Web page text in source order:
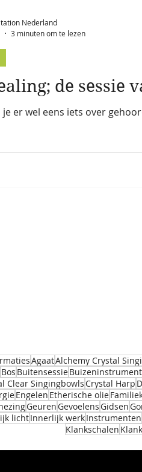
de sessie
er wel eens iets over
Nederland
3 minuten om te lezen
AgaatAlchemy Crystal
Bos BuitensessieBuizeninstrument
Clear SingingbowlsCrystal Harp
Engelen Etherische olie
GeurenGevoelensGidsen
lichtInnerlijk werkInstrumenten
Klankschalen